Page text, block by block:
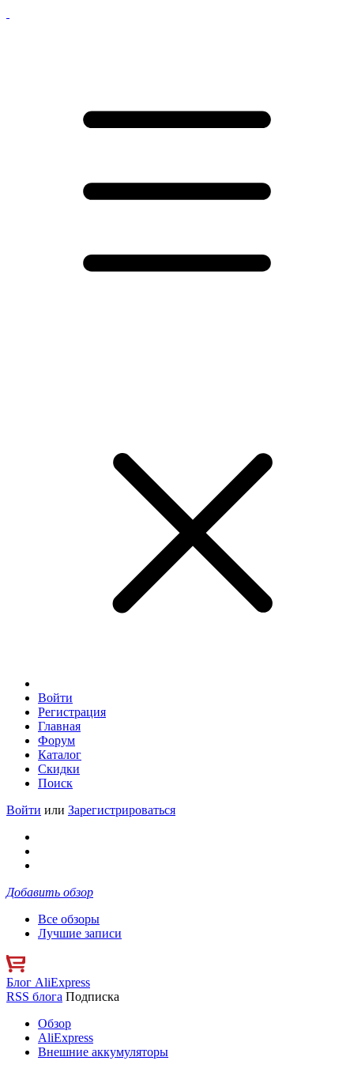
Войти
Регистрация
Главная
Форум
Каталог
Скидки
Поиск
Войти или Зарегистрироваться
Добавить обзор
Все обзоры
Лучшие записи
Блог AliExpress
RSS блога Подписка
Обзор
AliExpress
Внешние аккумуляторы